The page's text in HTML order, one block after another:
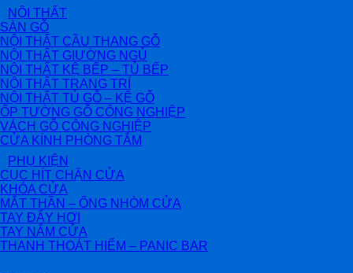
NỘI THẤT
SÀN GỖ
NỘI THẤT CẦU THANG GỖ
NỘI THẤT GIƯỜNG NGỦ
NỘI THẤT KỆ BẾP – TỦ BẾP
NỘI THẤT TRANG TRÍ
NỘI THẤT TỦ GỖ – KỆ GỖ
ỐP TƯỜNG GỖ CÔNG NGHIỆP
VÁCH GỖ CÔNG NGHIỆP
CỬA KÍNH PHÒNG TẮM
PHỤ KIỆN
CỤC HÍT CHẶN CỬA
KHÓA CỬA
MẮT THẦN – ỐNG NHÒM CỬA
TAY ĐẨY HƠI
TAY NẮM CỬA
THANH THOÁT HIỂM – PANIC BAR